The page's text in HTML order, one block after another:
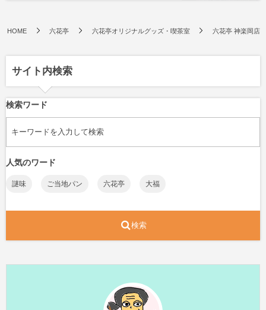
HOME 六花亭 六花亭オリジナルグッズ・喫茶室 六花亭 神楽岡店
サイト内検索
検索ワード
人気のワード
謎味 ご当地パン 六花亭 大福
検索